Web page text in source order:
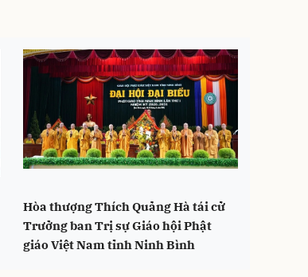
Hòa thượng Thích Quảng Hà tái cử
Trưởng ban Trị sự Giáo hội Phật
giáo Việt Nam tỉnh Ninh Bình